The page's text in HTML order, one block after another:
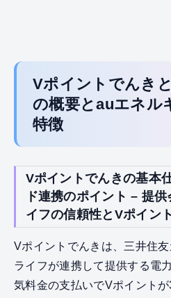
Vポイントでんき
の概要とauエネル
特徴
Vポイントでんきの基本
ド連携のポイント – 提
イフの信頼性とVポイン
Vポイントでんきは、三井住
ライフが連携して提供する電
気料金の支払いでVポイント